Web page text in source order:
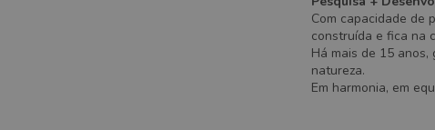
Com capacidade de
construída e fica na
Há mais de 15
natureza.
Em harmonia, em